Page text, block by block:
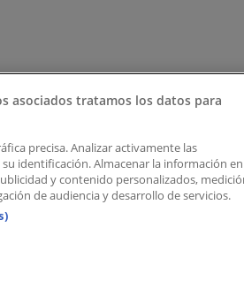
asociados tratamos los datos para
precisa. Analizar activamente las
identificación. Almacenar la información en
y contenido personalizados,
de audiencia y desarrollo de servicios.